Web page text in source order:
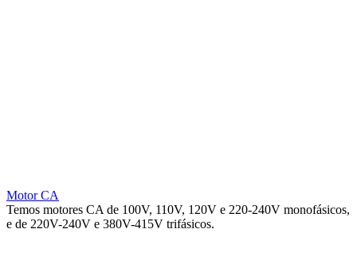
Motor CA
Temos motores CA de 100V, 110V, 120V e 220-240V monofásicos,
e de 220V-240V e 380V-415V trifásicos.